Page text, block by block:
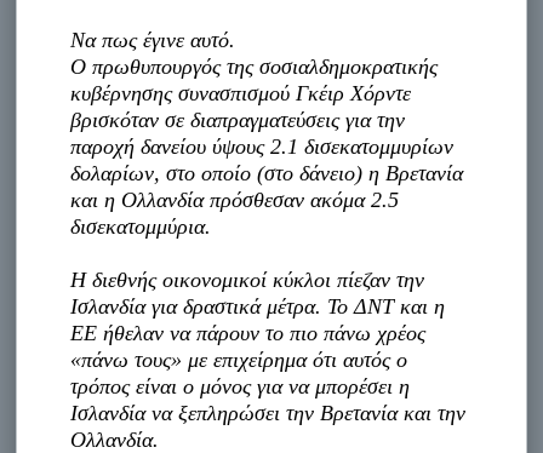
Να πως έγινε αυτό.
Ο πρωθυπουργός της σοσιαλδημοκρατικής
κυβέρνησης συνασπισμού Γκέιρ Χόρντε
βρισκόταν σε διαπραγματεύσεις για την
παροχή δανείου ύψους 2.1 δισεκατομμυρίων
δολαρίων, στο οποίο (στο δάνειο) η Βρετανία
και η Ολλανδία πρόσθεσαν ακόμα 2.5
δισεκατομμύρια.
Η διεθνής οικονομικοί κύκλοι πίεζαν την
Ισλανδία για δραστικά μέτρα. Το ΔΝΤ και η
ΕΕ ήθελαν να πάρουν το πιο πάνω χρέος
«πάνω τους» με επιχείρημα ότι αυτός ο
τρόπος είναι ο μόνος για να μπορέσει η
Ισλανδία να ξεπληρώσει την Βρετανία και την
Ολλανδία.